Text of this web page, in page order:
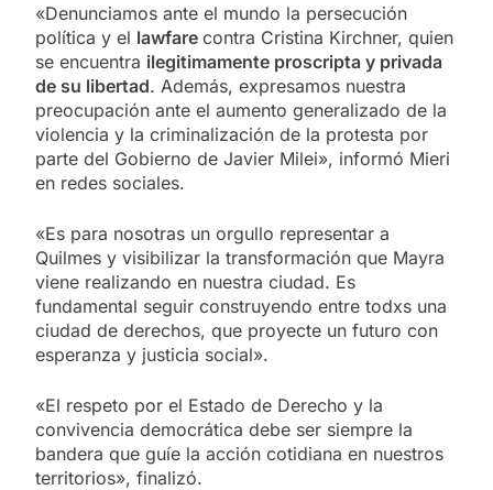
«Denunciamos ante el mundo la persecución
política y el lawfare contra Cristina Kirchner, quien
se encuentra ilegitimamente proscripta y privada
de su libertad. Además, expresamos nuestra
preocupación ante el aumento generalizado de la
violencia y la criminalización de la protesta por
parte del Gobierno de Javier Milei», informó Mieri
en redes sociales.
«Es para nosotras un orgullo representar a
Quilmes y visibilizar la transformación que Mayra
viene realizando en nuestra ciudad. Es
fundamental seguir construyendo entre todxs una
ciudad de derechos, que proyecte un futuro con
esperanza y justicia social».
«El respeto por el Estado de Derecho y la
convivencia democrática debe ser siempre la
bandera que guíe la acción cotidiana en nuestros
territorios», finalizó.